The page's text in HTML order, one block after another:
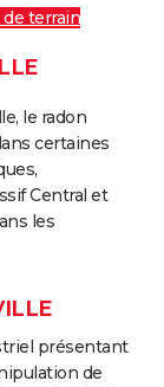
terrain
le radon
certaines
Central et
les
présentant
de